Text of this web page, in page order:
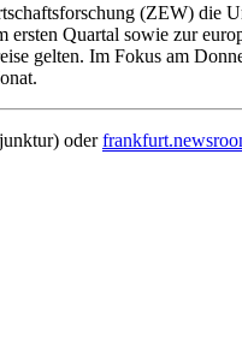
(ZEW) die
Quartal sowie zur
gelten. Im Fokus am
oder